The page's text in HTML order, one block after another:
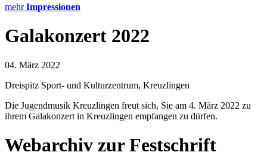
mehrImpressionen
Galakonzert 2022
04. März 2022
Dreispitz Sport- und Kulturzentrum, Kreuzlingen
Die Jugendmusik Kreuzlingen freut sich, Sie am 4. März 2022 zu
ihrem Galakonzert in Kreuzlingen empfangen zu dürfen.
Webarchiv zur Festschrift